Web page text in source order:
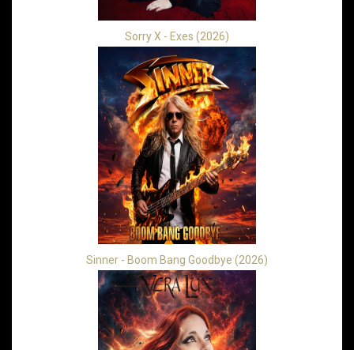
Sorry X - Exes (2026)
Sinner - Boom Bang Goodbye (2026)